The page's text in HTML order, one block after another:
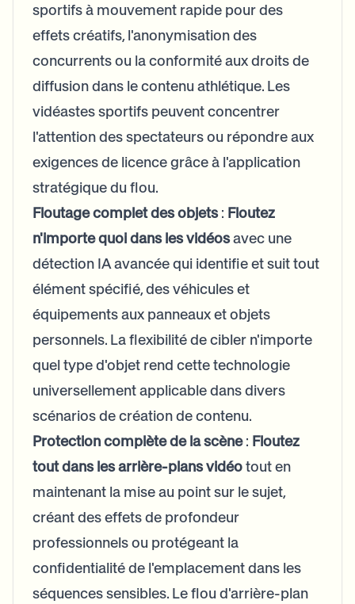
sportifs à mouvement rapide pour des
effets créatifs, l'anonymisation des
concurrents ou la conformité aux droits de
diffusion dans le contenu athlétique. Les
vidéastes sportifs peuvent concentrer
l'attention des spectateurs ou répondre aux
exigences de licence grâce à l'application
stratégique du flou.
Floutage complet des objets: Floutez
n'importe quoi dans les vidéosavec une
détection IA avancée qui identifie et suit tout
élément spécifié, des véhicules et
équipements aux panneaux et objets
personnels. La flexibilité de cibler n'importe
quel type d'objet rend cette technologie
universellement applicable dans divers
scénarios de création de contenu.
Protection complète de la scène: Floutez
tout dans les arrière-plans vidéotout en
maintenant la mise au point sur le sujet,
créant des effets de profondeur
professionnels ou protégeant la
confidentialité de l'emplacement dans les
séquences sensibles. Le flou d'arrière-plan